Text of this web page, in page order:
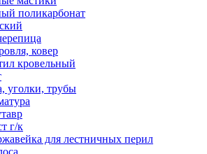
поликарбонат
ковер
кровельный
уголки, трубы
г/к
для лестничных перил